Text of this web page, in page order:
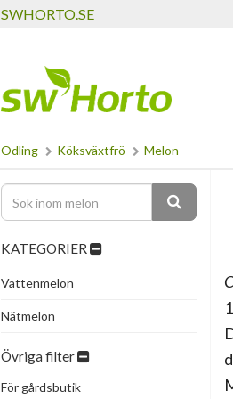
SWHORTO.SE
Odling Köksväxtfrö Melon
KATEGORIER
Vattenmelon
Nätmelon
Övriga filter
För gårdsbutik